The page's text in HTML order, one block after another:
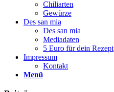
Chiliarten
Gewürze
Des san mia
Des san mia
Mediadaten
5 Euro für dein Rezept
Impressum
Kontakt
Menü